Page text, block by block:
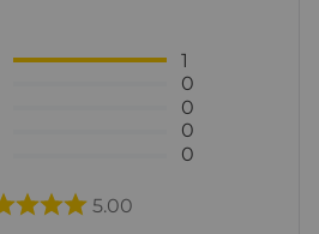
1
0
0
0
0
5.00